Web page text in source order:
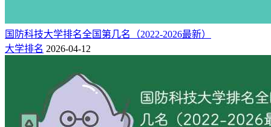
国防科技大学排名全国第几名（2022-2026最新）
大学排名 2026-04-12